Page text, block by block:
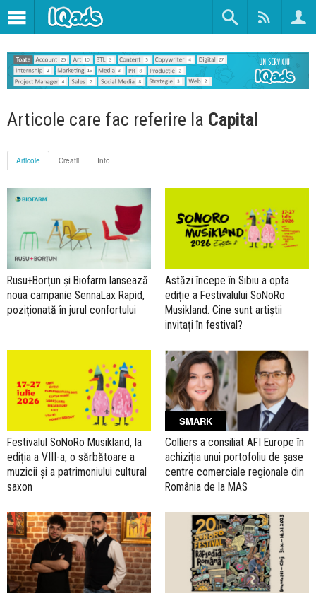
Articole care fac referire la Capital
Articole Creatii Info
Rusu+Borțun și Biofarm lansează
noua campanie SennaLax Rapid,
poziționată în jurul confortului
Astăzi începe în Sibiu a opta
ediție a Festivalului SoNoRo
Musikland. Cine sunt artiștii
invitați în festival?
Festivalul SoNoRo Musikland, la
ediția a VIII-a, o sărbătoare a
muzicii și a patrimoniului cultural
saxon
SMARK
Colliers a consiliat AFI Europe în
achiziția unui portofoliu de șase
centre comerciale regionale din
România de la MAS